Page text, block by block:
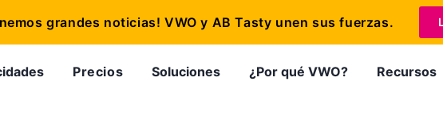
Precios Soluciones ¿Por qué VWO? Recursos
grandes noticias! VWO y AB Tasty unen sus fuerzas.